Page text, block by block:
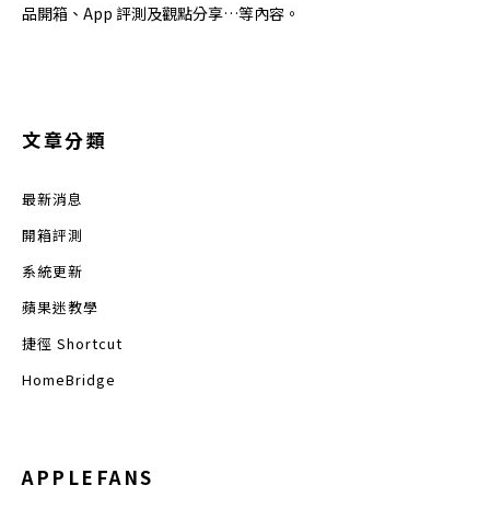
品開箱、App 評測及觀點分享…等內容。
文章分類
最新消息
開箱評測
系統更新
蘋果迷教學
捷徑 Shortcut
HomeBridge
APPLEFANS